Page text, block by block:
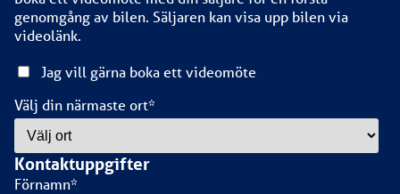
genomgång av bilen. Säljaren kan visa upp bilen via
videolänk.
Jag vill gärna boka ett videomöte
Välj din närmaste ort*
Kontaktuppgifter
Förnamn*